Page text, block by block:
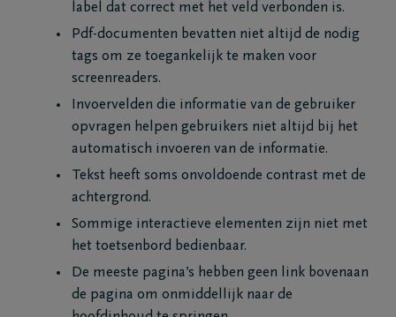
label dat correct met het veld verbonden is.
Pdf-documenten bevatten niet altijd de nodig
tags om ze toegankelijk te maken voor
screenreaders.
Invoervelden die informatie van de gebruiker
opvragen helpen gebruikers niet altijd bij het
automatisch invoeren van de informatie.
Tekst heeft soms onvoldoende contrast met de
achtergrond.
Sommige interactieve elementen zijn niet met
het toetsenbord bedienbaar.
De meeste pagina’s hebben geen link bovenaan
de pagina om onmiddellijk naar de